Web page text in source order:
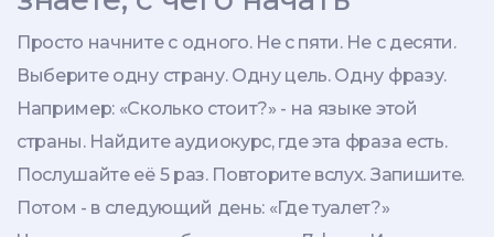
Просто начните с одного. Не с пяти. Не с десяти.
Выберите одну страну. Одну цель. Одну фразу.
Например: «Сколько стоит?» - на языке этой
страны. Найдите аудиокурс, где эта фраза есть.
Послушайте её 5 раз. Повторите вслух. Запишите.
Потом - в следующий день: «Где туалет?»